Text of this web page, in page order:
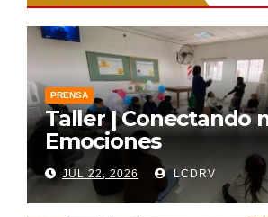
PRENSA
Taller | Conectando
Emociones
JUL 22, 2026 LCDRV